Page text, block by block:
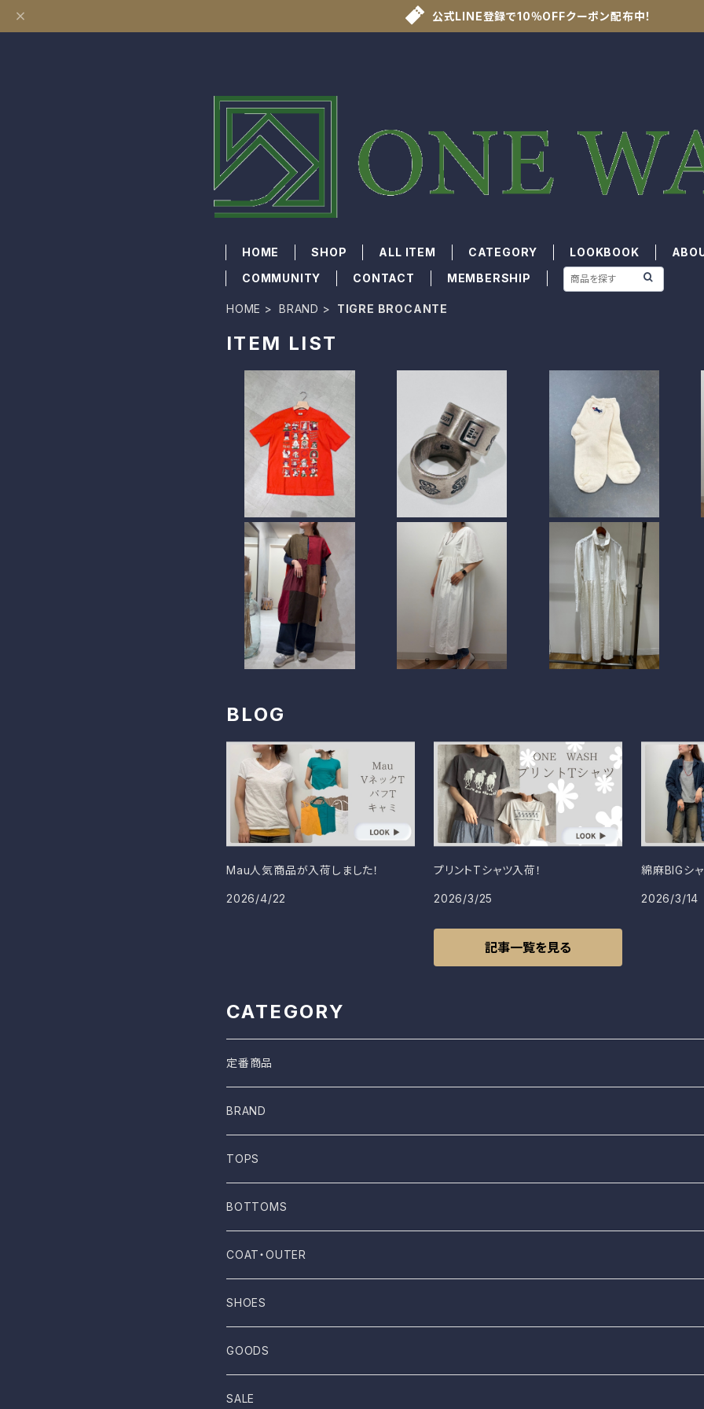
公式LINE登録で10％OFFクーポン配布中！
HOME SHOP ALL ITEM CATEGORY LOOKBOOK
COMMUNITY
CONTACT MEMBERSHIP
HOME BRAND TIGRE BROCANTE
ITEM LIST
【TIGRE BROCANTE】
One World 半袖Tシャ
ツ
¥11,000
【TIGRE BROCANTE】
Otakara シルバーリン
グ
¥18,700
【TIGRE BROCANTE】
Fire tigre ショートソッ
【TIGRE BROCANTE】
ユーロコールシャツフレ
ンチノッチワンピース
¥46,200
【TIGRE】 カディクリオ
ンギャザーワンピース
¥36,300
【TIGRE BROCANTE】
モールニッチボーダー
アングルワンピース
¥35,200
SOLD OUT
BLOG
Mau人気商品が入荷しました！
2026/4/22
プリントTシャツ入荷！
2026/3/25
綿麻BIGシ
2026/3/14
記事一覧を見る
CATEGORY
定番商品
BRAND
ONE WASH
Mau
NOVESTA
ROTOTO
UES
Dansko
TOPS
T-shirt
Shirt
No sleeve
One-piece
Parkar
BOTTOMS
Pants
Skirts
COAT・OUTER
Coat
Outer
Jacket
SHOES
Sneakers
Sandal
GOODS
Bag
SALE